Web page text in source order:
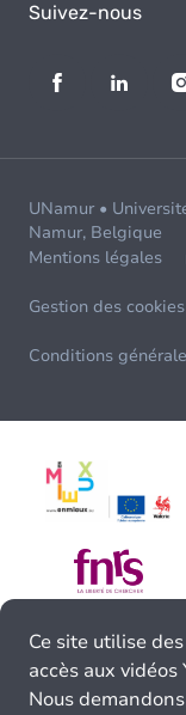
Suivez-nous
UNamur •
Namur, Belgique
Mentions légales
Gestion des cookies
Conditions
Ce site utilise
accès aux vidéos
Nous